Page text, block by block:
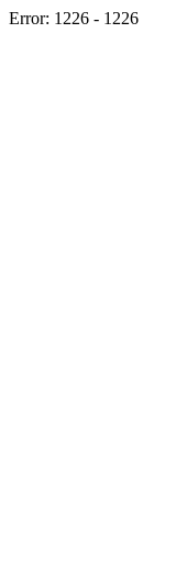
Error: 1226 - 1226